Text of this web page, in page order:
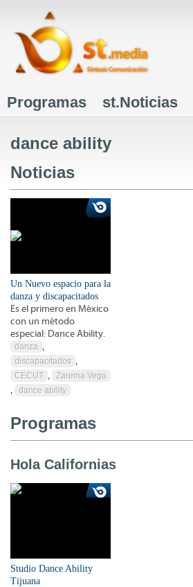
Menú principal
Programas st.Noticias
dance ability
Noticias
Un Nuevo espacio para la
danza y discapacitados
Es el primero en México
con un método
especial: Dance Ability.
danza ,
discapacitados ,
CECUT ,
Zarema Vega
,
dance ability
Programas
Hola Californias
Studio Dance Ability
Tijuana